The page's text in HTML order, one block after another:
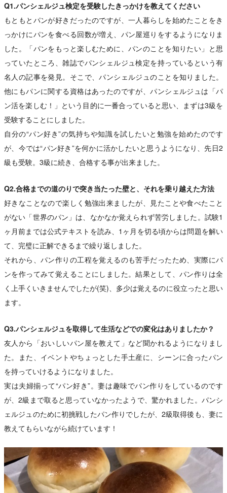
Q1.パンシェルジュ検定を受験したきっかけを教えてください
もともとパンが好きだったのですが、一人暮らしを始めたことをき
っかけにパンを食べる回数が増え、パン屋巡りをするようになりま
した。「パンをもっと楽しむために、パンのことを知りたい」と思
っていたところ、雑誌でパンシェルジュ検定を持っているという有
名人の記事を発見。そこで、パンシェルジュのことを知りました。
他にもパンに関する資格はあったのですが、パンシェルジュは「パ
ン活を楽しむ！」という目的に一番合っていると思い、まずは3級を
受験することにしました。
自分の“パン好き”の気持ちや知識を試したいと勉強を始めたのです
が、今では“パン好き”を何かに活かしたいと思うようになり、先日2
級も受験。3級に続き、合格する事が出来ました。
Q2.合格までの道のりで突き当たった壁と、それを乗り越えた方法
好きなことなので楽しく勉強出来ましたが、見たことや食べたこと
がない「世界のパン」は、なかなか覚えられず苦労しました。試験1
ヶ月前までは公式テキストを読み、1ヶ月を切る頃からは問題を解い
て、完璧に正解できるまで繰り返しました。
それから、パン作りの工程を覚えるのも苦手だったため、実際にパ
ンを作ってみて覚えることにしました。結果として、パン作りは全
く上手くいきませんでしたが(笑)、多少は覚えるのに役立ったと思い
ます。
Q3.パンシェルジュを取得して生活などでの変化はありましたか？
友人から「おいしいパン屋を教えて」など聞かれるようになりまし
た。また、イベントやちょっとした手土産に、シーンに合ったパン
を持っていけるようになりました。
実は夫婦揃って“パン好き”。妻は趣味でパン作りをしているのです
が、2級まで取ると思っていなかったようで、驚かれました。パンシ
ェルジュのために初挑戦したパン作りでしたが、2級取得後も、妻に
教えてもらいながら続けています！